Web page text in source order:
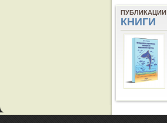
ПУБЛИКАЦИИ
КНИГИ